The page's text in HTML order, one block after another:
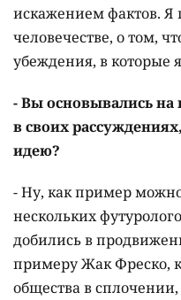
искажением фактов. Я
человечестве, о том,
убеждения, в которые
- Вы основывались на
в своих
идею?
- Ну, как пример
нескольких
добились в
примеру Жак Фреско,
общества в